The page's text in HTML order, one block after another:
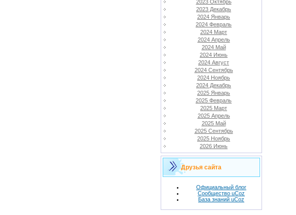
2023 Октябрь
2023 Декабрь
2024 Январь
2024 Февраль
2024 Март
2024 Апрель
2024 Май
2024 Июнь
2024 Август
2024 Сентябрь
2024 Ноябрь
2024 Декабрь
2025 Январь
2025 Февраль
2025 Март
2025 Апрель
2025 Май
2025 Сентябрь
2025 Ноябрь
2026 Июнь
Друзья сайта
Официальный блог
Сообщество uCoz
База знаний uCoz